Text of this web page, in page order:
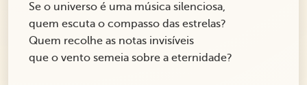
Se o universo é uma música silenciosa,
quem escuta o compasso das estrelas?
Quem recolhe as notas invisíveis
que o vento semeia sobre a eternidade?